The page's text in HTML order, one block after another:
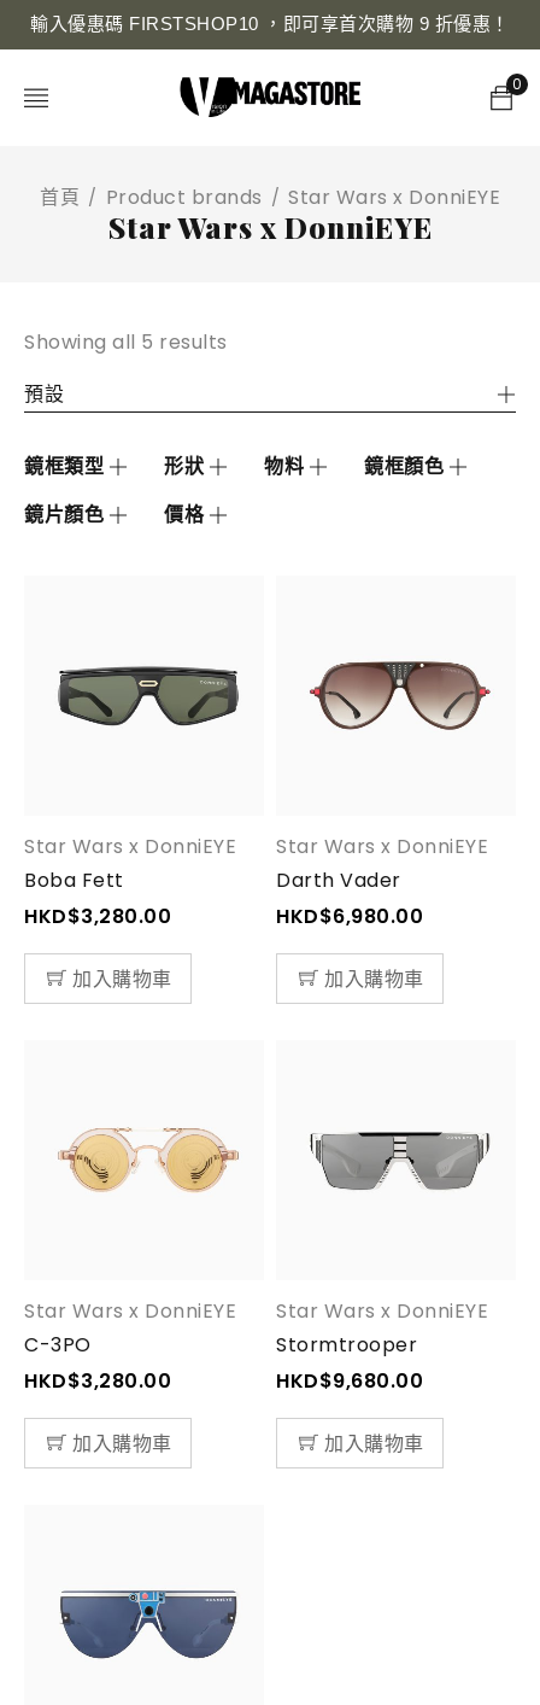
輸入優惠碼 FIRSTSHOP10 ，即可享首次購物 9 折優惠！
0
首頁 / Product brands / Star Wars x DonniEYE
Star Wars x DonniEYE
Showing all 5 results
預設
鏡框類型 形狀 物料
鏡框顏色
鏡片顏色
價格
Star Wars x DonniEYE
Boba Fett
HKD$3,280.00
加入購物車
Star Wars x DonniEYE
Darth Vader
HKD$6,980.00
加入購物車
Star Wars x DonniEYE
C-3PO
HKD$3,280.00
加入購物車
Star Wars x DonniEYE
Stormtrooper
HKD$9,680.00
加入購物車